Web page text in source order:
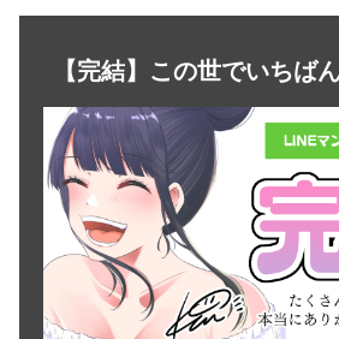
【完結】この世でいちば